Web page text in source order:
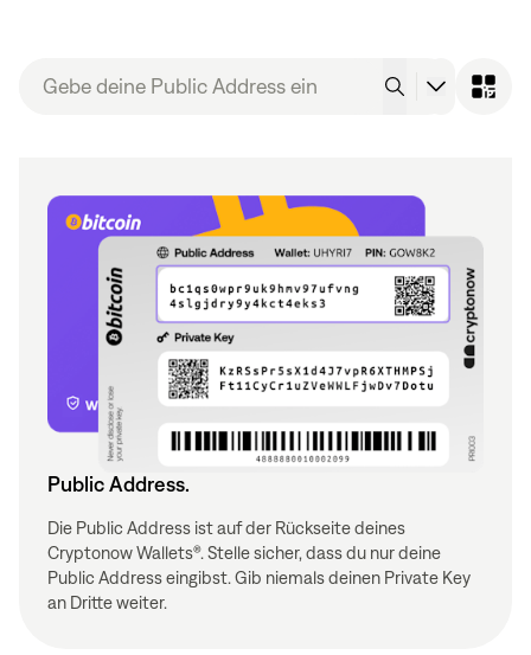
Public Address.
Die Public Address ist auf der Rückseite deines
Cryptonow Wallets®. Stelle sicher, dass du nur deine
Public Address eingibst. Gib niemals deinen Private Key
an Dritte weiter.